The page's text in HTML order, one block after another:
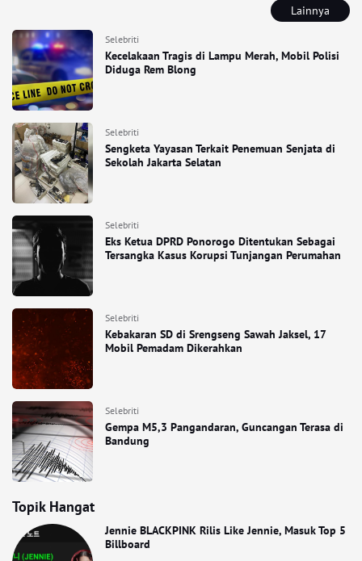
Lainnya
Selebriti
Kecelakaan Tragis di Lampu Merah, Mobil Polisi
Diduga Rem Blong
Selebriti
Sengketa Yayasan Terkait Penemuan Senjata di
Sekolah Jakarta Selatan
Selebriti
Eks Ketua DPRD Ponorogo Ditentukan Sebagai
Tersangka Kasus Korupsi Tunjangan Perumahan
Selebriti
Kebakaran SD di Srengseng Sawah Jaksel, 17
Mobil Pemadam Dikerahkan
Selebriti
Gempa M5,3 Pangandaran, Guncangan Terasa di
Bandung
Topik Hangat
Jennie BLACKPINK Rilis Like Jennie, Masuk Top 5
Billboard